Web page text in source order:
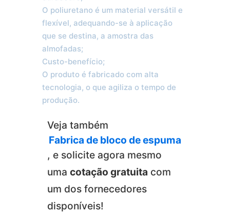
O poliuretano é um material versátil e
flexível, adequando-se à aplicação
que se destina, a amostra das
almofadas;
Custo-benefício;
O produto é fabricado com alta
tecnologia, o que agiliza o tempo de
produção.
Veja também
Fabrica de bloco de espuma
, e solicite agora mesmo
umacotação gratuita com
um dos fornecedores
disponíveis!